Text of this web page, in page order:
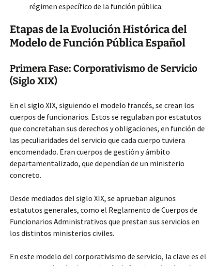
régimen específico de la función pública.
Etapas de la Evolución Histórica del
Modelo de Función Pública Español
Primera Fase: Corporativismo de Servicio
(Siglo XIX)
En el siglo XIX, siguiendo el modelo francés, se crean los
cuerpos de funcionarios. Estos se regulaban por estatutos
que concretaban sus derechos y obligaciones, en función de
las peculiaridades del servicio que cada cuerpo tuviera
encomendado. Eran cuerpos de gestión y ámbito
departamentalizado, que dependían de un ministerio
concreto.
Desde mediados del siglo XIX, se aprueban algunos
estatutos generales, como el Reglamento de Cuerpos de
Funcionarios Administrativos que prestan sus servicios en
los distintos ministerios civiles.
En este modelo del corporativismo de servicio, la clave es el